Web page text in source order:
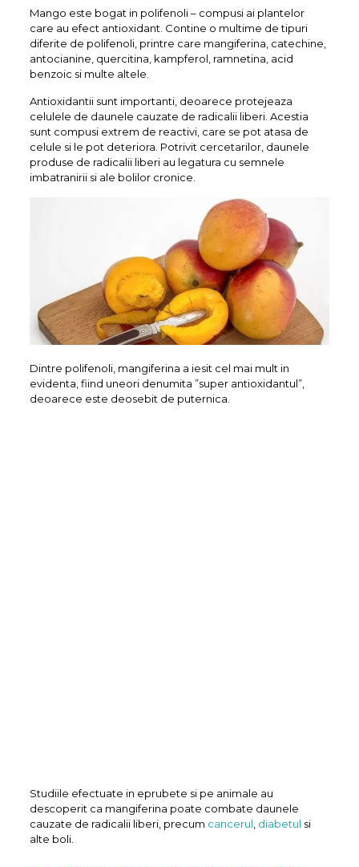
Mango este bogat in polifenoli – compusi ai plantelor
care au efect antioxidant. Contine o multime de tipuri
diferite de polifenoli, printre care mangiferina, catechine,
antocianine, quercitina, kampferol, ramnetina, acid
benzoic si multe altele.
Antioxidantii sunt importanti, deoarece protejeaza
celulele de daunele cauzate de radicalii liberi. Acestia
sunt compusi extrem de reactivi, care se pot atasa de
celule si le pot deteriora. Potrivit cercetarilor, daunele
produse de radicalii liberi au legatura cu semnele
imbatranirii si ale bolilor cronice.
Dintre polifenoli, mangiferina a iesit cel mai mult in
evidenta, fiind uneori denumita ”super antioxidantul”,
deoarece este deosebit de puternica.
Studiile efectuate in eprubete si pe animale au
descoperit ca mangiferina poate combate daunele
cauzate de radicalii liberi, precum cancerul diabetul si
alte boli.